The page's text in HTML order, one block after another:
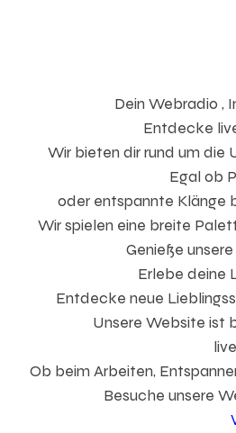
Dein Webradio ,
Entdecke
Wir bieten dir rund um die
Egal ob
oder entspannte Klänge
Wir spielen eine breite
Genieße
Erlebe deine
Entdecke neue
Unsere Website ist
Ob beim Arbeiten,
Besuche unsere